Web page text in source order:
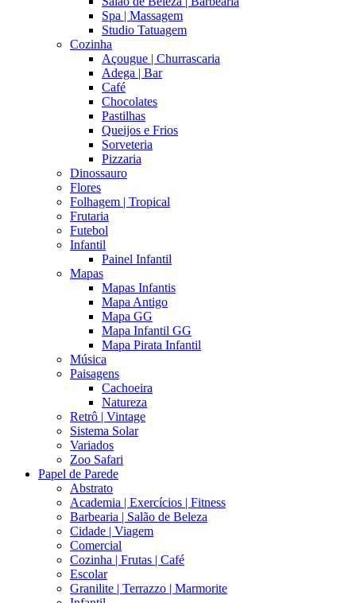
Spa | Massagem
Studio Tatuagem
Cozinha
Açougue | Churrascaria
Adega | Bar
Café
Chocolates
Pastilhas
Queijos e Frios
Sorveteria
Pizzaria
Dinossauro
Flores
Folhagem | Tropical
Frutaria
Futebol
Infantil
Painel Infantil
Mapas
Mapas Infantis
Mapa Antigo
Mapa GG
Mapa Infantil GG
Mapa Pirata Infantil
Música
Paisagens
Cachoeira
Natureza
Retrô | Vintage
Sistema Solar
Variados
Zoo Safari
Papel de Parede
Abstrato
Academia | Exercícios | Fitness
Barbearia | Salão de Beleza
Cidade | Viagem
Comercial
Cozinha | Frutas | Café
Escolar
Granilite | Terrazzo | Marmorite